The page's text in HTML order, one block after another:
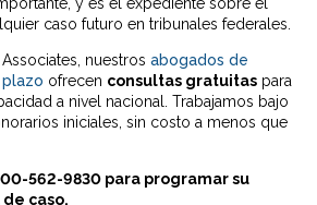
caso futuro en tribunales federales.
nuestros abogados de
ofrecen consultas gratuitas para
a nivel nacional. Trabajamos bajo
iniciales, sin costo a menos que
562-9830 para programar su
caso.